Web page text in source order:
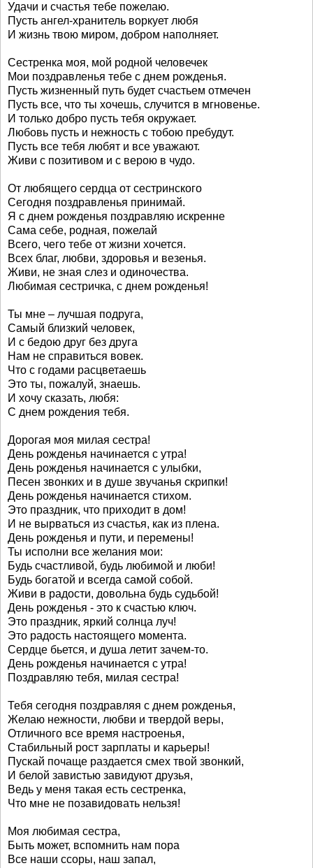
Удачи и счастья тебе пожелаю.
Пусть ангел-хранитель воркует любя
И жизнь твою миром, добром наполняет.
Сестренка моя, мой родной человечек
Мои поздравленья тебе с днем рожденья.
Пусть жизненный путь будет счастьем отмечен
Пусть все, что ты хочешь, случится в мгновенье.
И только добро пусть тебя окружает.
Любовь пусть и нежность с тобою пребудут.
Пусть все тебя любят и все уважают.
Живи с позитивом и с верою в чудо.
От любящего сердца от сестринского
Сегодня поздравленья принимай.
Я с днем рожденья поздравляю искренне
Сама себе, родная, пожелай
Всего, чего тебе от жизни хочется.
Всех благ, любви, здоровья и везенья.
Живи, не зная слез и одиночества.
Любимая сестричка, с днем рожденья!
Ты мне – лучшая подруга,
Самый близкий человек,
И с бедою друг без друга
Нам не справиться вовек.
Что с годами расцветаешь
Это ты, пожалуй, знаешь.
И хочу сказать, любя:
С днем рождения тебя.
Дорогая моя милая сестра!
День рожденья начинается с утра!
День рожденья начинается с улыбки,
Песен звонких и в душе звучанья скрипки!
День рожденья начинается стихом.
Это праздник, что приходит в дом!
И не вырваться из счастья, как из плена.
День рожденья и пути, и перемены!
Ты исполни все желания мои:
Будь счастливой, будь любимой и люби!
Будь богатой и всегда самой собой.
Живи в радости, довольна будь судьбой!
День рожденья - это к счастью ключ.
Это праздник, яркий солнца луч!
Это радость настоящего момента.
Сердце бьется, и душа летит зачем-то.
День рожденья начинается с утра!
Поздравляю тебя, милая сестра!
Тебя сегодня поздравляя с днем рожденья,
Желаю нежности, любви и твердой веры,
Отличного все время настроенья,
Стабильный рост зарплаты и карьеры!
Пускай почаще раздается смех твой звонкий,
И белой завистью завидуют друзья,
Ведь у меня такая есть сестренка,
Что мне не позавидовать нельзя!
Моя любимая сестра,
Быть может, вспомнить нам пора
Все наши ссоры, наш запал,